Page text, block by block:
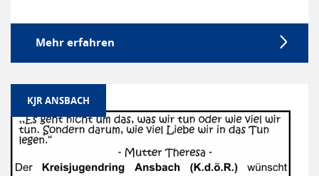
Mehr erfahren
KJR ANSBACH